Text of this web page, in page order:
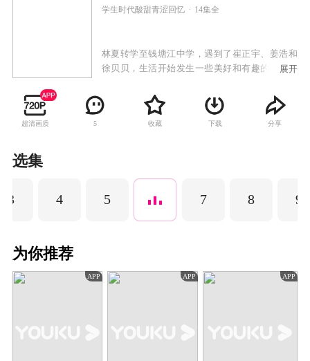
学生时代酸甜青涩回忆 14集全
林夏转学至钱塘江中学，遇到了崔正宇、姜浩和
徐贝贝，生活开始发生一些美好和有趣的事情。
姜浩和徐贝贝则是一对嘻嘻哈哈的活宝，他们的
高中生活青春洋溢，爱玩爱闹，趣味不断。
展开
超清画质 5 收藏 下载 分享
选集
3 4 5 7 8 9
为你推荐
APP APP APP